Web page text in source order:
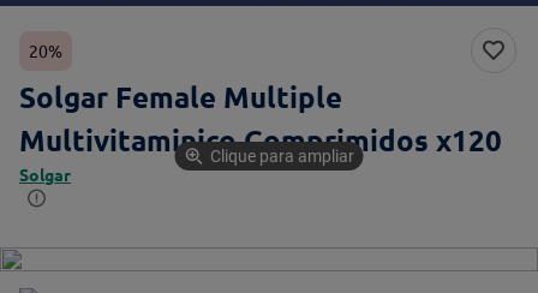
20%
Solgar Female Multiple
Multivitaminico Comprimidos x120
Solgar
Clique para ampliar